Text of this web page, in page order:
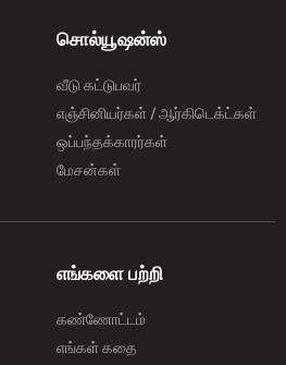
சொல்யூஷன்ஸ்
வீடு கட்டுபவர்
எஞ்சினியர்கள் / ஆர்கிடெக்ட்கள்
ஒப்பந்தக்காரர்கள்
மேசன்கள்
எங்களை பற்றி
கண்ணோட்டம்
எங்கள் கதை